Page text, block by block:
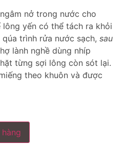
nở trong nước cho
yến có thể tách ra khỏi
trình rửa nước sạch, sau
lành nghề dùng nhíp
từng sợi lông còn sót lại.
theo khuôn và được